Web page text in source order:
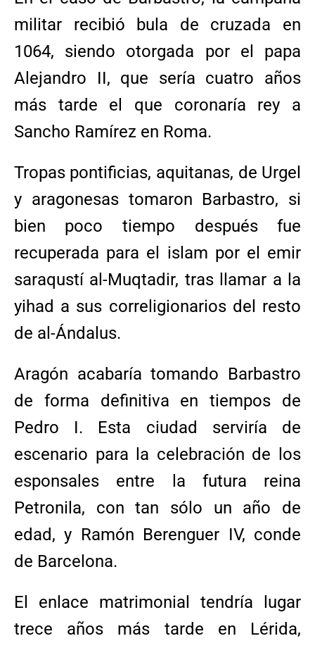
militar recibió bula de cruzada en
1064, siendo otorgada por el papa
Alejandro II, que sería cuatro años
más tarde el que coronaría rey a
Sancho Ramírez en Roma.
Tropas pontificias, aquitanas, de Urgel
y aragonesas tomaron Barbastro, si
bien poco tiempo después fue
recuperada para el islam por el emir
saraqustí al-Muqtadir, tras llamar a la
yihad a sus correligionarios del resto
de al-Ándalus.
Aragón acabaría tomando Barbastro
de forma definitiva en tiempos de
Pedro I. Esta ciudad serviría de
escenario para la celebración de los
esponsales entre la futura reina
Petronila, con tan sólo un año de
edad, y Ramón Berenguer IV, conde
de Barcelona.
El enlace matrimonial tendría lugar
trece años más tarde en Lérida,